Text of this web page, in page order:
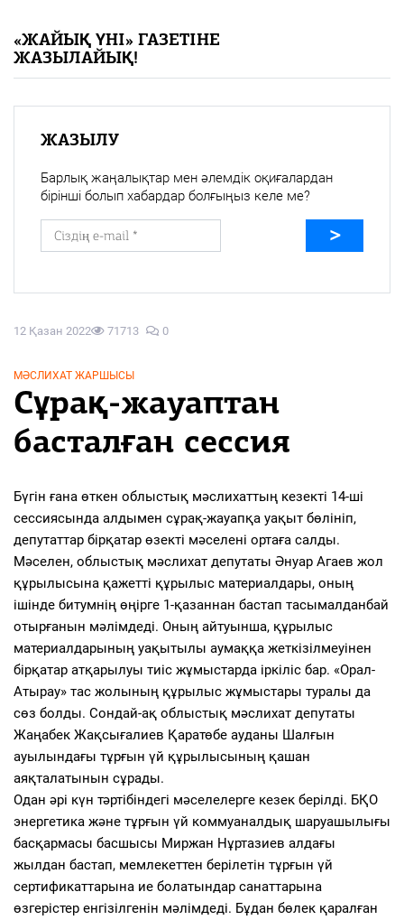
«Жайық үні» — 33 жыл
Каталог
12 Қазан 2022 71713 0
МӘСЛИХАТ ЖАРШЫСЫ
Сұрақ-жауаптан
басталған сессия
Бүгін ғана өткен облыстық мәслихаттың кезекті 14-ші
сессиясында алдымен сұрақ-жауапқа уақыт бөлініп,
депутаттар бірқатар өзекті мәселені ортаға салды.
Мәселен, облыстық мәслихат депутаты Әнуар Агаев жол
құрылысына қажетті құрылыс материалдары, оның
ішінде битумнің өңірге 1-қазаннан бастап тасымалданбай
отырғанын мәлімдеді. Оның айтуынша, құрылыс
материалдарының уақытылы аумаққа жеткізілмеуінен
бірқатар атқарылуы тиіс жұмыстарда іркіліс бар. «Орал-
Атырау» тас жолының құрылыс жұмыстары туралы да
сөз болды. Сондай-ақ облыстық мәслихат депутаты
Жаңабек Жақсығалиев Қаратөбе ауданы Шалғын
ауылындағы тұрғын үй құрылысының қашан
аяқталатынын сұрады.
Одан әрі күн тәртібіндегі мәселелерге кезек берілді. БҚО
энергетика және тұрғын үй коммуаналдық шаруашылығы
басқармасы басшысы Миржан Нұртазиев алдағы
жылдан бастап, мемлекеттен берілетін тұрғын үй
сертификаттарына ие болатындар санаттарына
өзгерістер енгізілгенін мәлімдеді. Бұдан бөлек қаралған
«ЖАЙЫҚ ҮНІ» ГАЗЕТІНЕ
ЖАЗЫЛАЙЫҚ!
ЖАЗЫЛУ
Барлық жаңалықтар мен әлемдік оқиғалардан
бірінші болып хабардар болғыңыз келе ме?